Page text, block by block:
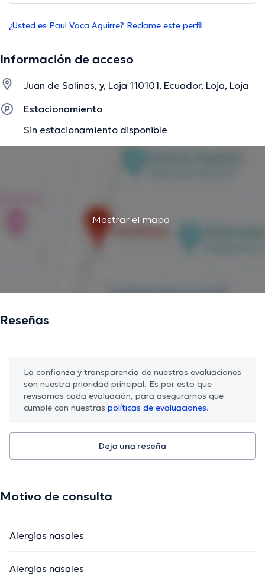
¿Usted es Paul Vaca Aguirre? Reclame este perfil
Información de acceso
Juan de Salinas, y, Loja 110101, Ecuador, Loja, Loja
Estacionamiento
Sin estacionamiento disponible
Mostrar el mapa
Reseñas
La confianza y transparencia de nuestras evaluaciones
son nuestra prioridad principal. Es por esto que
revisamos cada evaluación, para asegurarnos que
cumple con nuestras políticas de evaluaciones.
Deja una reseña
Motivo de consulta
Alergias nasales
Alergias nasales